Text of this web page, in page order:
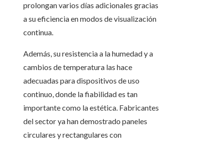
prolongan varios días adicionales gracias
a su eficiencia en modos de visualización
continua.
Además, su resistencia a la humedad y a
cambios de temperatura las hace
adecuadas para dispositivos de uso
continuo, donde la fiabilidad es tan
importante como la estética. Fabricantes
del sector ya han demostrado paneles
circulares y rectangulares con